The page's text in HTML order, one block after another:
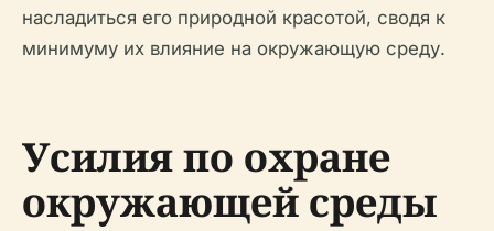
насладиться его природной красотой, сводя к
минимуму их влияние на окружающую среду.
Усилия по охране
окружающей среды